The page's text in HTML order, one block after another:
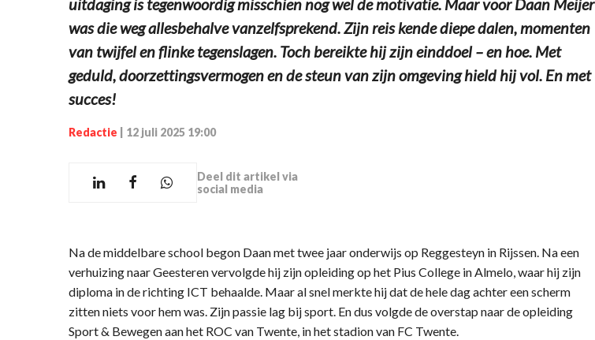
uitdaging is tegenwoordig misschien nog wel de motivatie. Maar voor Daan Meijer
was die weg allesbehalve vanzelfsprekend. Zijn reis kende diepe dalen, momenten
van twijfel en flinke tegenslagen. Toch bereikte hij zijn einddoel – en hoe. Met
geduld, doorzettingsvermogen en de steun van zijn omgeving hield hij vol. En met
succes!
Redactie 12 juli 2025 19:00
Deel dit artikel via
social media
Na de middelbare school begon Daan met twee jaar onderwijs op Reggesteyn in Rijssen. Na een
verhuizing naar Geesteren vervolgde hij zijn opleiding op het Pius College in Almelo, waar hij zijn
diploma in de richting ICT behaalde. Maar al snel merkte hij dat de hele dag achter een scherm
zitten niets voor hem was. Zijn passie lag bij sport. En dus volgde de overstap naar de opleiding
Sport & Bewegen aan het ROC van Twente, in het stadion van FC Twente.